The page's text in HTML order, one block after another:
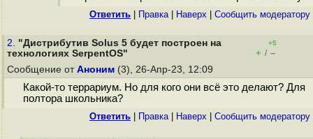
Ответить Правка| Наверх Cообщить модератору
2. "Дистрибутив Solus 5 будет построен на
технологиях SerpentOS"
+5
+ / –
Сообщение от Аноним (3), 26-Апр-23, 12:09
Какой-то террариум. Но для кого они всё это делают? Для
полтора школьника?
Ответить Правка| Наверх Cообщить модератору